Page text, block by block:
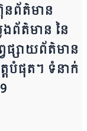
ន​ព័ត៌មាន​
ព័ត៌មាន នៃ​​​​
ផ្សាយព័​ត៌​មា​​​​ន
ត​បំ​ផុត។ ទំនាក់